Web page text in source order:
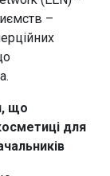
–
що
для